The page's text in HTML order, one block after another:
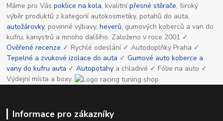
Máme pro Váspoklice na kola, kvalitnípřesné stěrače, široký
výběr produktů z kategorií autokosmetiky, potahů do auta,
autožárovky, povinné výbavy,heverů, gumových koberců a van do
kufru, kanystrů a mnoho dalšího. Založeno v roce 2001 ✓
Ověřené recenze ✓ Rychlé odeslání ✓ Autodoplňky Praha ✓
Tepelné a zvukové izolace do auta ✓Gumové auto koberce a
vany do kufru auta ✓Autopotahy a chladivé ✓ Fólie na auto ✓
Výdejní místa a boxy.
Informace pro zákazníky